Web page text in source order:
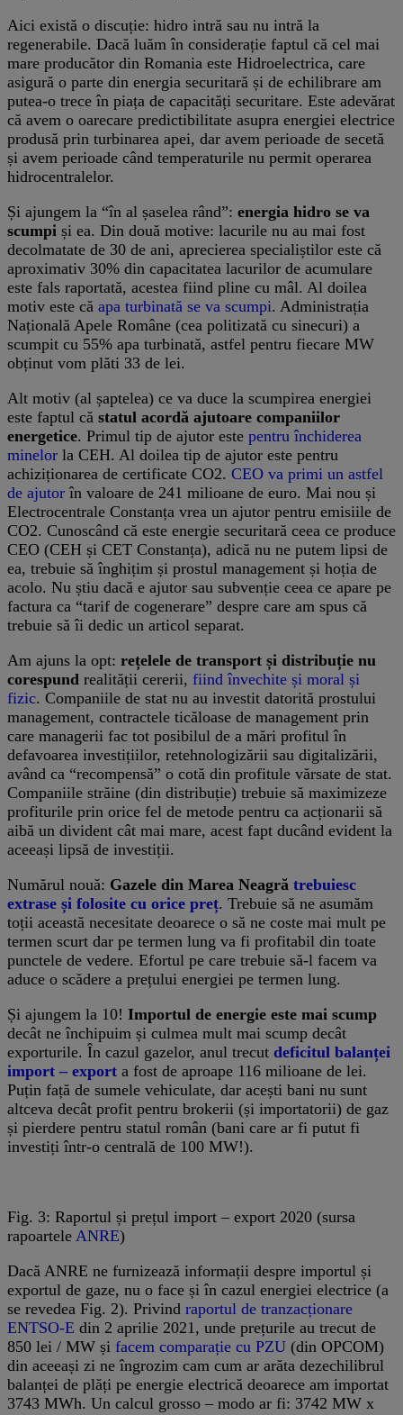
Aici există o discuție: hidro intră sau nu intră la
regenerabile. Dacă luăm în considerație faptul că cel mai
mare producător din Romania este Hidroelectrica, care
asigură o parte din energia securitară și de echilibrare am
putea-o trece în piața de capacități securitare. Este adevărat
că avem o oarecare predictibilitate asupra energiei electrice
produsă prin turbinarea apei, dar avem perioade de secetă
și avem perioade când temperaturile nu permit operarea
hidrocentralelor.
Și ajungem la “în al șaselea rând”: energia hidro se va
scumpi și ea. Din două motive: lacurile nu au mai fost
decolmatate de 30 de ani, aprecierea specialiștilor este că
aproximativ 30% din capacitatea lacurilor de acumulare
este fals raportată, acestea fiind pline cu mâl. Al doilea
motiv este că apa turbinată se va scumpi. Administrația
Națională Apele Române (cea politizată cu sinecuri) a
scumpit cu 55% apa turbinată, astfel pentru fiecare MW
obținut vom plăti 33 de lei.
Alt motiv (al șaptelea) ce va duce la scumpirea energiei
este faptul că statul acordă ajutoare companiilor
energetice. Primul tip de ajutor este pentru închiderea
minelor la CEH. Al doilea tip de ajutor este pentru
achiziționarea de certificate CO2. CEO va primi un astfel
de ajutor în valoare de 241 milioane de euro. Mai nou și
Electrocentrale Constanța vrea un ajutor pentru emisiile de
CO2. Cunoscând că este energie securitară ceea ce produce
CEO (CEH și CET Constanța), adică nu ne putem lipsi de
ea, trebuie să înghițim și prostul management și hoția de
acolo. Nu știu dacă e ajutor sau subvenție ceea ce apare pe
factura ca “tarif de cogenerare” despre care am spus că
trebuie să îi dedic un articol separat.
Am ajuns la opt: rețelele de transport și distribuție nu
corespund realității cererii, fiind învechite și moral și
fizic. Companiile de stat nu au investit datorită prostului
management, contractele ticăloase de management prin
care managerii fac tot posibilul de a mări profitul în
defavoarea investițiilor, retehnologizării sau digitalizării,
având ca “recompensă” o cotă din profitule vărsate de stat.
Companiile străine (din distribuție) trebuie să maximizeze
profiturile prin orice fel de metode pentru ca acționarii să
aibă un divident cât mai mare, acest fapt ducând evident la
aceeași lipsă de investiții.
Numărul nouă: Gazele din Marea Neagră trebuiesc
extrase și folosite cu orice preț. Trebuie să ne asumăm
toții această necesitate deoarece o să ne coste mai mult pe
termen scurt dar pe termen lung va fi profitabil din toate
punctele de vedere. Efortul pe care trebuie să-l facem va
aduce o scădere a prețului energiei pe termen lung.
Și ajungem la 10! Importul de energie este mai scump
decât ne închipuim și culmea mult mai scump decât
exporturile. În cazul gazelor, anul trecut deficitul balanței
import – export a fost de aproape 116 milioane de lei.
Puțin față de sumele vehiculate, dar acești bani nu sunt
altceva decât profit pentru brokerii (și importatorii) de gaz
și pierdere pentru statul român (bani care ar fi putut fi
investiți într-o centrală de 100 MW!).
Fig. 3: Raportul și prețul import – export 2020 (sursa
rapoartele ANRE)
Dacă ANRE ne furnizează informații despre importul și
exportul de gaze, nu o face și în cazul energiei electrice (a
se revedea Fig. 2). Privind raportul de tranzacționare
ENTSO-E din 2 aprilie 2021, unde prețurile au trecut de
850 lei / MW și facem comparație cu PZU (din OPCOM)
din aceeași zi ne îngrozim cam cum ar arăta dezechilibrul
balanței de plăți pe energie electrică deoarece am importat
3743 MWh. Un calcul grosso – modo ar fi: 3742 MW x